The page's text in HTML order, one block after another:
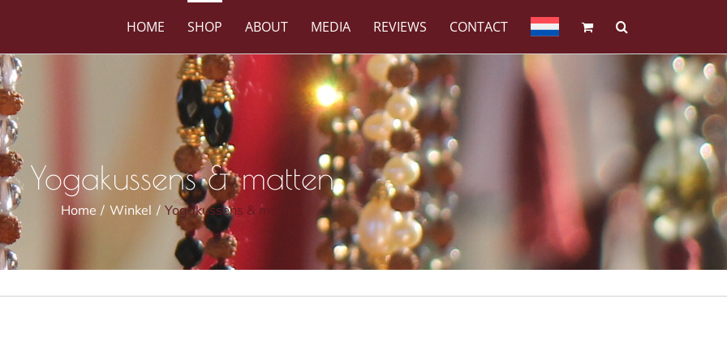
HOME SHOP ABOUT MEDIA REVIEWS CONTACT
Yogakussens & matten
Home Winkel Yogakussens & matten